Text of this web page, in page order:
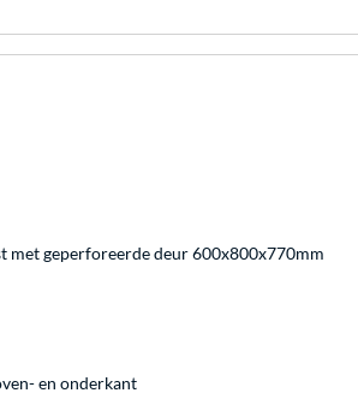
met geperforeerde deur 600x800x770mm
en onderkant